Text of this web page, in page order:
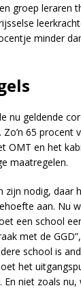
groep leraren
minder
nu geldende
65 procent
OMT en het
maatregelen.
zijn nodig, daar
aan. Nu
een school
met de
school is
het
En niet zoals